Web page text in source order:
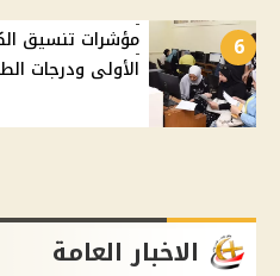
6
الأولى ودرجات
الاخبار العامة